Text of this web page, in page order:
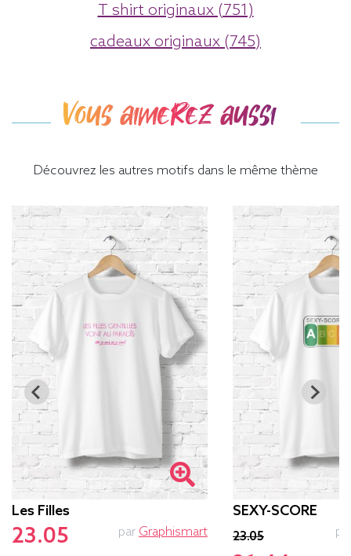
T shirt originaux (751)
cadeaux originaux (745)
Vous aimerez aussi
Découvrez les autres motifs dans le même thème
Les Filles
23.05 par Graphismart
SEXY-SCORE
23.05